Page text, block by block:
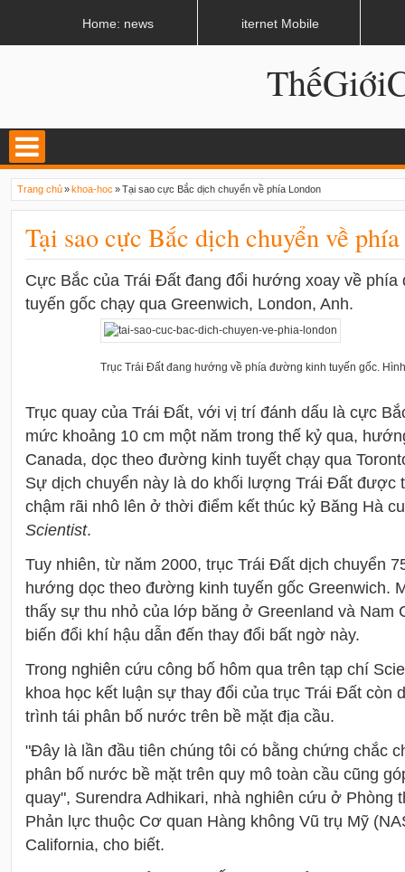
Trang chủ»khoa-hoc »Tại sao cực Bắc dịch chuyển về phía London
Tại sao cực Bắc dịch chuyển về
Cực Bắc của Trái Đất đang đổi hướng xoay về phía
tuyến gốc chạy qua Greenwich, London, Anh.
Trục Trái Đất đang hướng về phía đường kinh tuyến gốc.
Trục quay của Trái Đất, với vị trí đánh dấu là cực
mức khoảng 10 cm một năm trong thế kỷ qua,
Canada, dọc theo đường kinh tuyết chạy qua
Sự dịch chuyển này là do khối lượng Trái Đất được
chậm rãi nhô lên ở thời điểm kết thúc kỷ Băng Hà
Scientist.
Tuy nhiên, từ năm 2000, trục Trái Đất dịch chuyển
hướng dọc theo đường kinh tuyến gốc Greenwich.
thấy sự thu nhỏ của lớp băng ở Greenland và Nam
biến đổi khí hậu dẫn đến thay đổi bất ngờ này.
Trong nghiên cứu công bố hôm qua trên tạp chí
khoa học kết luận sự thay đổi của trục Trái Đất còn
trình tái phân bố nước trên bề mặt địa cầu.
"Đây là lần đầu tiên chúng tôi có bằng chứng chắc
phân bố nước bề mặt trên quy mô toàn cầu cũng
quay", Surendra Adhikari, nhà nghiên cứu ở Phòng
Phản lực thuộc Cơ quan Hàng không Vũ trụ Mỹ
California, cho biết.
Home: news iternet Mobile